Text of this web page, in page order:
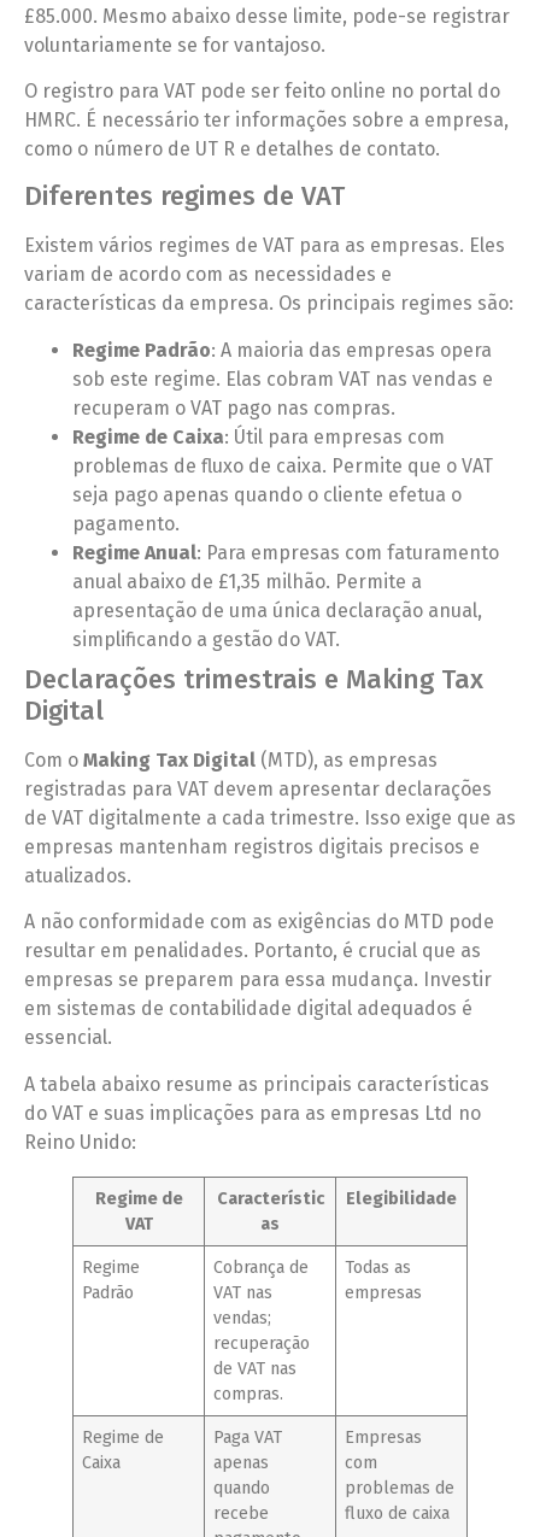
£85.000. Mesmo abaixo desse limite, pode-se registrar
voluntariamente se for vantajoso.
O registro para VAT pode ser feito online no portal do
HMRC. É necessário ter informações sobre a empresa,
como o número de UT R e detalhes de contato.
Diferentes regimes de VAT
Existem vários regimes de VAT para as empresas. Eles
variam de acordo com as necessidades e
características da empresa. Os principais regimes são:
Regime Padrão: A maioria das empresas opera
sob este regime. Elas cobram VAT nas vendas e
recuperam o VAT pago nas compras.
Regime de Caixa: Útil para empresas com
problemas de fluxo de caixa. Permite que o VAT
seja pago apenas quando o cliente efetua o
pagamento.
Regime Anual: Para empresas com faturamento
anual abaixo de £1,35 milhão. Permite a
apresentação de uma única declaração anual,
simplificando a gestão do VAT.
Declarações trimestrais e Making Tax
Digital
Com o Making Tax Digital (MTD), as empresas
registradas para VAT devem apresentar declarações
de VAT digitalmente a cada trimestre. Isso exige que as
empresas mantenham registros digitais precisos e
atualizados.
A não conformidade com as exigências do MTD pode
resultar em penalidades. Portanto, é crucial que as
empresas se preparem para essa mudança. Investir
em sistemas de contabilidade digital adequados é
essencial.
A tabela abaixo resume as principais características
do VAT e suas implicações para as empresas Ltd no
Reino Unido:
Regime de
VAT
Característic
as
Elegibilidade
Regime
Padrão
Cobrança de
VAT nas
vendas;
recuperação
de VAT nas
compras.
Todas as
empresas
Regime de
Caixa
Paga VAT
apenas
quando
recebe
Empresas
com
problemas de
fluxo de caixa